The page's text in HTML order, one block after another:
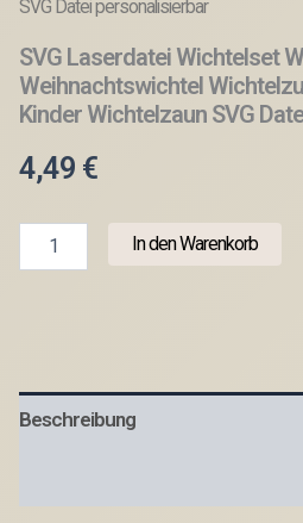
SVG Datei personalisierbar
SVG Laserdatei Wichtelset
Weihnachtswichtel
Kinder Wichtelzaun SVG
4,49 €
Laserdatei
Kinder
Wichtelzaun
In den Warenkorb
Beschreibung